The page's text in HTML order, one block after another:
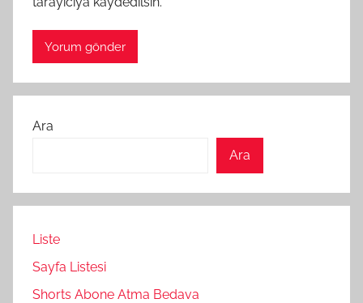
Ara
Ara
Liste
Sayfa Listesi
Shorts Abone Atma Bedava